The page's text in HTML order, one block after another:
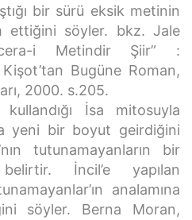
bir sürü eksik metinin
ettiğini söyler. bkz. Jale
i Metindir Şiir” :
Bugüne Roman,
2000. s.205.
kullandığı İsa mitosuyla
yeni bir boyut geirdiğini
tutunamayanların bir
İncil’e yapılan
analamına
söyler. Berna Moran,